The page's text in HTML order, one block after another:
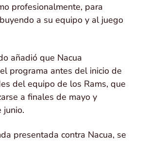
profesionalmente, para
a su equipo y al juego
añadió que Nacua
programa antes del inicio de
del equipo de los Rams, que
a finales de mayo y
junio.
presentada contra Nacua, se